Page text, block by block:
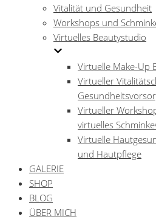
Vitalität und Gesundheit
Workshops und
Virtuelles Beautystudio
Virtuelle Make-Up
Virtueller
Virtueller
virtuelles
Virtuelle
und Hautpflege
GALERIE
SHOP
BLOG
ÜBER MICH